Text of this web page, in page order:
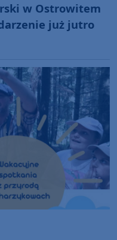
w Ostrowitem
już jutro